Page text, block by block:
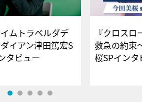
イムトラベルダデ
イアン津田篤宏S
ンタビュー
『クロス
救急の約束
桜SPイ